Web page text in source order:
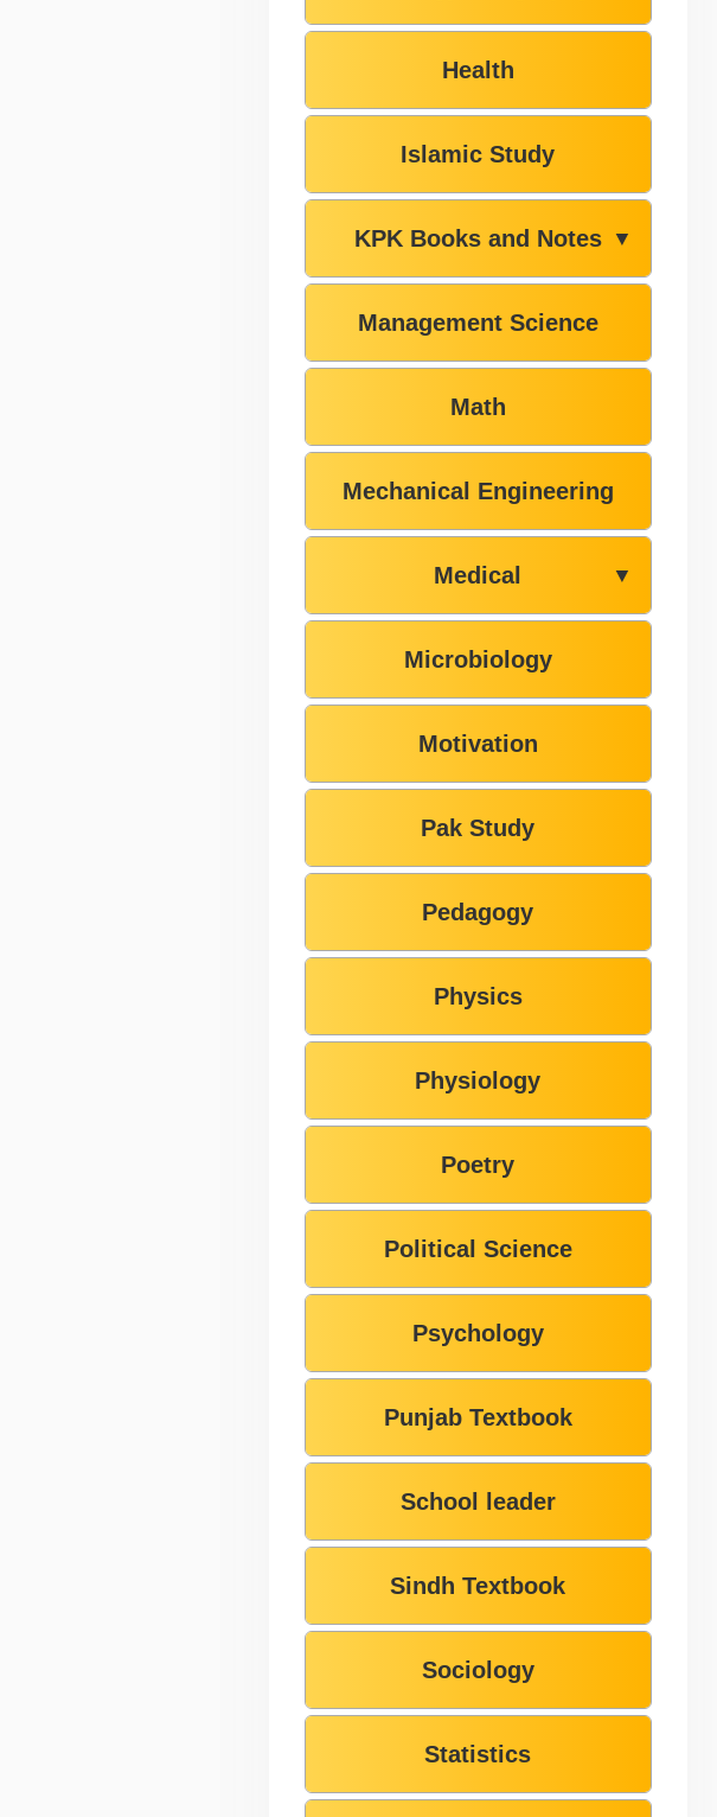
Health
Islamic Study
KPK Books and Notes ▼
Management Science
Math
Mechanical Engineering
Medical ▼
Microbiology
Motivation
Pak Study
Pedagogy
Physics
Physiology
Poetry
Political Science
Psychology
Punjab Textbook
School leader
Sindh Textbook
Sociology
Statistics